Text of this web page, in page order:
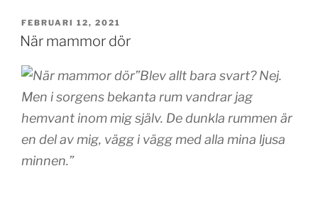
PUBLICERAT
FEBRUARI 12, 2021
När mammor dör
”Blev allt bara svart? Nej.
Men i sorgens bekanta rum vandrar jag
hemvant inom mig själv. De dunkla rummen är
en del av mig, vägg i vägg med alla mina ljusa
minnen.”